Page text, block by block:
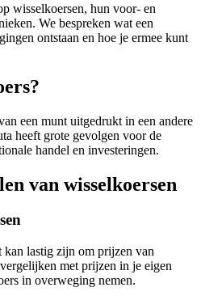
wisselkoersen, hun voor- en
We bespreken wat een
ontstaan en hoe je ermee kunt
een munt uitgedrukt in een andere
heeft grote gevolgen voor de
handel en investeringen.
van wisselkoersen
kan lastig zijn om prijzen van
met prijzen in je eigen
in overweging nemen.